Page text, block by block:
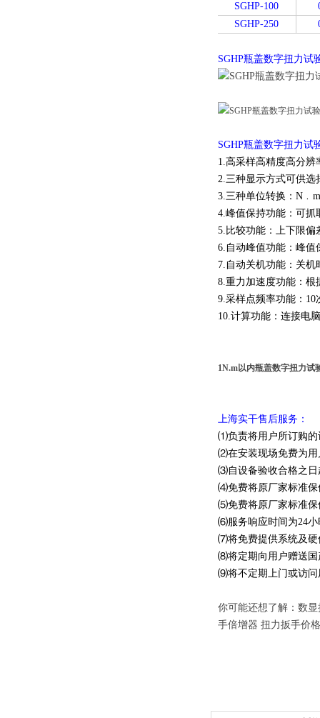
SGHP-100
SGHP-250
SGHP瓶盖数字扭力试
SGHP瓶盖数字扭力试
1.高采样高精度高分辨
2.三种显示方式可供选
3.三种单位转换：
4.峰值保持功能：可抓
5.比较功能：上下限偏
6.自动峰值功能：峰值
7.自动关机功能：关机
8.重力加速度功能：根
9.采样点频率功能：10
10.计算功能：连接电
1N.m以内瓶盖数字扭力试
上海实干售后服务：
⑴负责将用户所订购的
⑵在安装现场免费为用
⑶自设备验收合格之日
⑷免费将原厂家标准保
⑸免费将原厂家标准保
⑹服务响应时间为24小
⑺将免费提供系统及硬
⑻将定期向用户赠送国
⑼将不定期上门或访问
你可能还想了解：数
手倍增器 扭力扳手价